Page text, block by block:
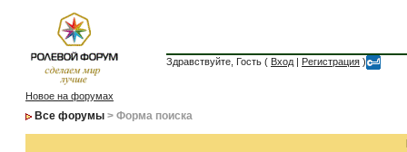
Здравствуйте, Гость ( Вход | Регистрация )
Новое на форумах
Все форумы > Форма поиска